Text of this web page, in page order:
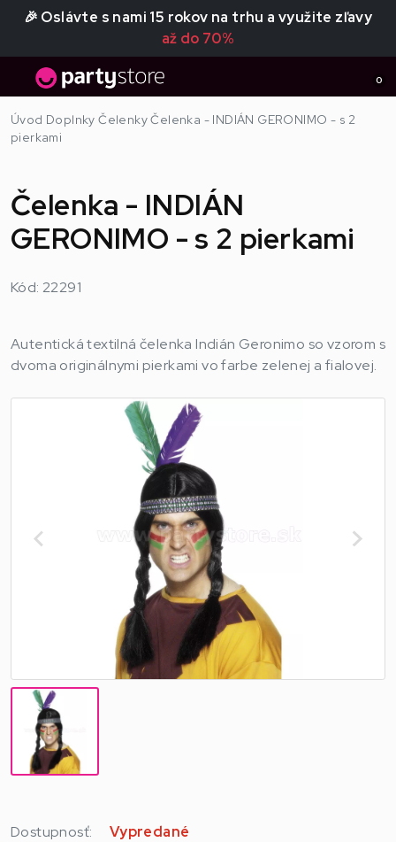
🎉 Oslávte s nami 15 rokov na trhu a využite zľavy
až do 70%
0
Úvod Doplnky ČelenkyČelenka - INDIÁN GERONIMO - s 2
pierkami
Čelenka - INDIÁN
GERONIMO - s 2 pierkami
Kód: 22291
Autentická textilná čelenka Indián Geronimo so vzorom s
dvoma originálnymi pierkami vo farbe zelenej a fialovej.
Dostupnosť: Vypredané